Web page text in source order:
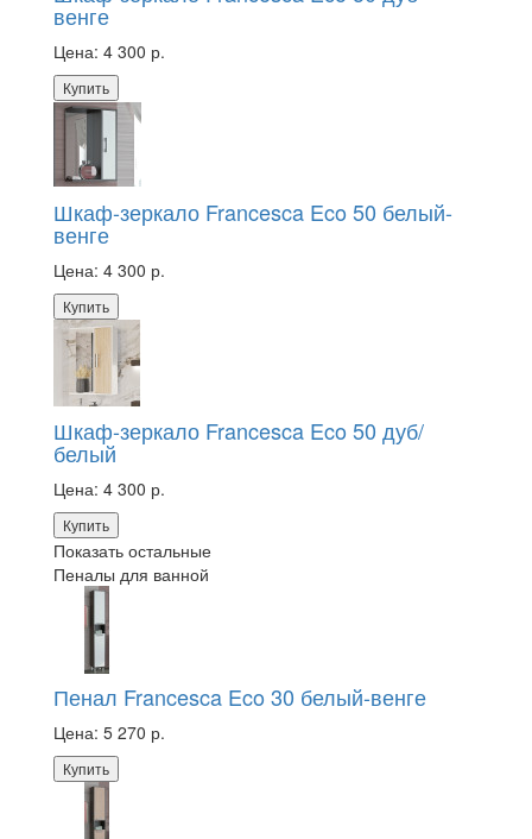
венге
Цена: 4 300 р.
Купить
Шкаф-зеркало Francesca Eco 50 белый-
венге
Цена: 4 300 р.
Купить
Шкаф-зеркало Francesca Eco 50 дуб/
белый
Цена: 4 300 р.
Купить
Показать остальные
Пеналы для ванной
Пенал Francesca Eco 30 белый-венге
Цена: 5 270 р.
Купить